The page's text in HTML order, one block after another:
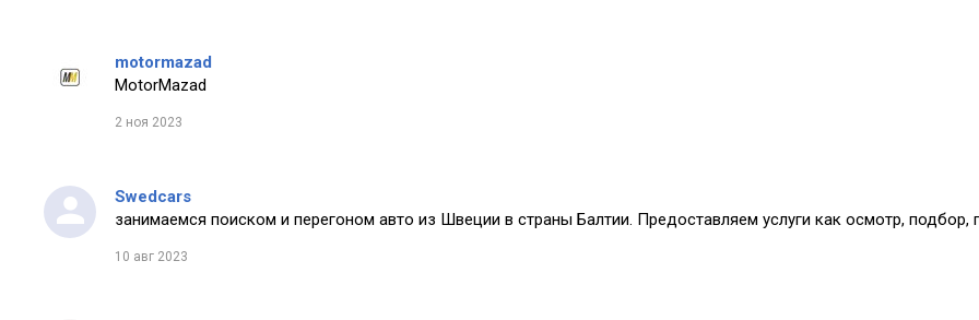
motormazad
MotorMazad
2 ноя 2023
Swedcars
занимаемся поиском и перегоном авто из Швеции в страны Балтии. Предоставляем услуги как осмотр, подбор,
10 авг 2023